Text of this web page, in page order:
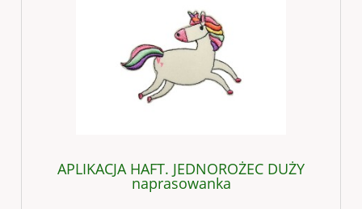
APLIKACJA HAFT. JEDNOROŻEC DUŻY
naprasowanka